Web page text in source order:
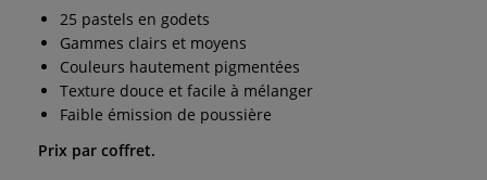
25 pastels en godets
Gammes clairs et moyens
Couleurs hautement pigmentées
Texture douce et facile à mélanger
Faible émission de poussière
Prix par coffret.